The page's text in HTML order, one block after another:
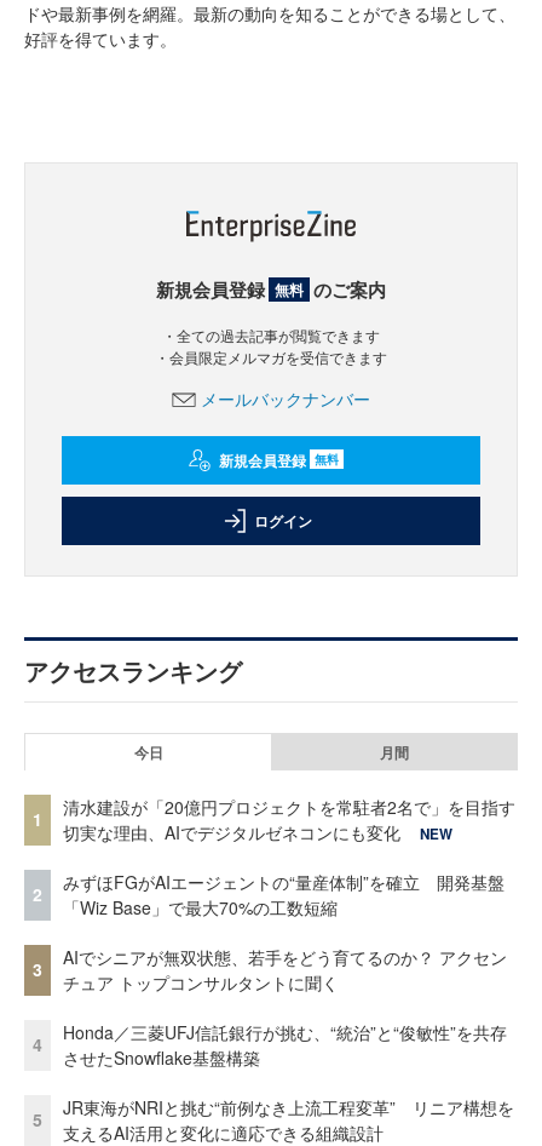
ドや最新事例を網羅。最新の動向を知ることができる場として、
好評を得ています。
新規会員登録 無料 のご案内
・全ての過去記事が閲覧できます
・会員限定メルマガを受信できます
メールバックナンバー
新規会員登録 無料
ログイン
アクセスランキング
今日 月間
1
清水建設が「20億円プロジェクトを常駐者2名で」を目指す
切実な理由、AIでデジタルゼネコンにも変化
NEW
2
みずほFGがAIエージェントの“量産体制”を確立 開発基盤
「Wiz Base」で最大70%の工数短縮
3
AIでシニアが無双状態、若手をどう育てるのか？ アクセン
チュア トップコンサルタントに聞く
4
Honda／三菱UFJ信託銀行が挑む、“統治”と“俊敏性”を共存
させたSnowflake基盤構築
5
JR東海がNRIと挑む“前例なき上流工程変革” リニア構想を
支えるAI活用と変化に適応できる組織設計